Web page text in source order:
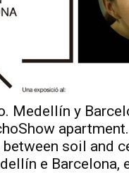
Medellín y
between soil and
e Barcelona,